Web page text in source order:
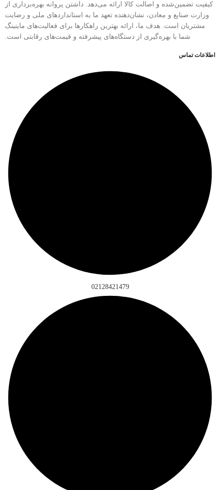
کیفیت تضمین‌شده و اصالت کالا ارائه می‌دهد. داشتن پروانه بهره‌برداری از
وزارت صنایع و معادن، نشان‌دهنده تعهد ما به استانداردهای ملی و رضایت
مشتریان است. هدف ما، ارائه بهترین راهکارها برای فعالیت‌های ماینینگ
شما با بهره‌گیری از دستگاه‌های پیشرفته و قیمت‌های رقابتی است.
اطلاعات تماس
02128421479